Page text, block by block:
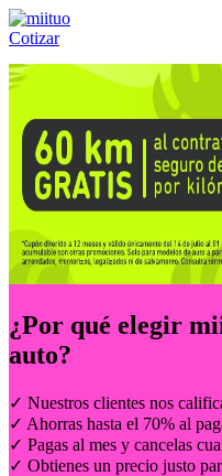
Cotizar
Llámanos al:(55) 84-21-05-00
¿Por qué elegir
auto?
✓ Nuestros clientes nos
✓ Ahorras hasta el 70% al
✓ Pagas al mes y cancelas
✓ Obtienes un precio justo